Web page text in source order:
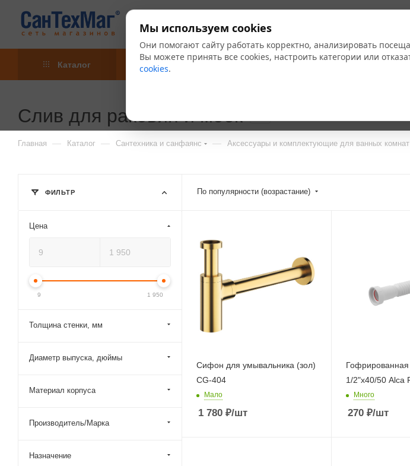
Каталог Акции Бренды
Слив для раковин и моек
Главная — Каталог — Сантехника и санфаянс — Аксессуары и комплектующие для ванных комнат
По популярности (возрастание)
Сифон для умывальника (зол)
СG-404
Мало
1 780 ₽/шт
Гофрированная
1/2"х40/50 Alca
Много
270₽/шт
ФИЛЬТР
Цена
9 1 950
Толщина стенки, мм
Диаметр выпуска, дюймы
Материал корпуса
Производитель/Марка
Назначение
Мы используем cookies
Они помогают сайту работать корректно, анализировать
Вы можете принять все cookies, настроить категории или
cookies.